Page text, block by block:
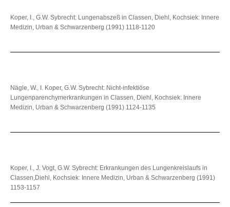
Koper, I., G.W. Sybrecht: Lungenabszeß in Classen, Diehl, Kochsiek: Innere
Medizin, Urban & Schwarzenberg (1991) 1118-1120
Nägle, W., I. Koper, G.W. Sybrecht: Nicht-infektiöse
Lungenparenchymerkrankungen in Classen, Diehl, Kochsiek: Innere
Medizin, Urban & Schwarzenberg (1991) 1124-1135
Koper, I., J. Vogt, G.W. Sybrecht: Erkrankungen des Lungenkreislaufs in
Classen,Diehl, Kochsiek: Innere Medizin, Urban & Schwarzenberg (1991)
1153-1157